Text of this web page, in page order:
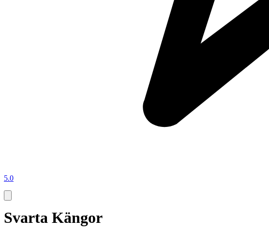
5.0
Svarta Kängor